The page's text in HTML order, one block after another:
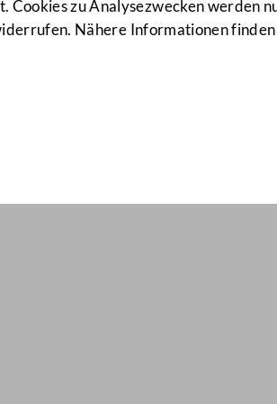
zu Analysezwecken werden
Nähere Informationen finden